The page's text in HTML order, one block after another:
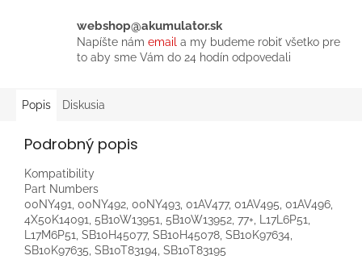
webshop@akumulator.sk
Napíšte nám email a my budeme robiť všetko pre
to aby sme Vám do 24 hodín odpovedali
Popis Diskusia
Podrobný popis
Kompatibility
Part Numbers
00NY491, 00NY492, 00NY493, 01AV477, 01AV495, 01AV496,
4X50K14091, 5B10W13951, 5B10W13952, 77+, L17L6P51,
L17M6P51, SB10H45077, SB10H45078, SB10K97634,
SB10K97635, SB10T83194, SB10T83195